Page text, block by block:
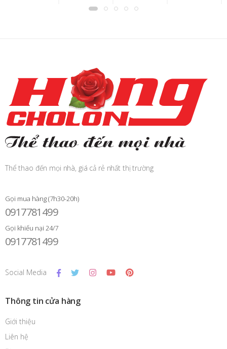
Thể thao đến mọi nhà, giá cả rẻ nhất thị trường
Gọi mua hàng (7h30-20h)
0917781499
Gọi khiếu nại 24/7
0917781499
Social Media
Thông tin cửa hàng
Giới thiệu
Liên hệ